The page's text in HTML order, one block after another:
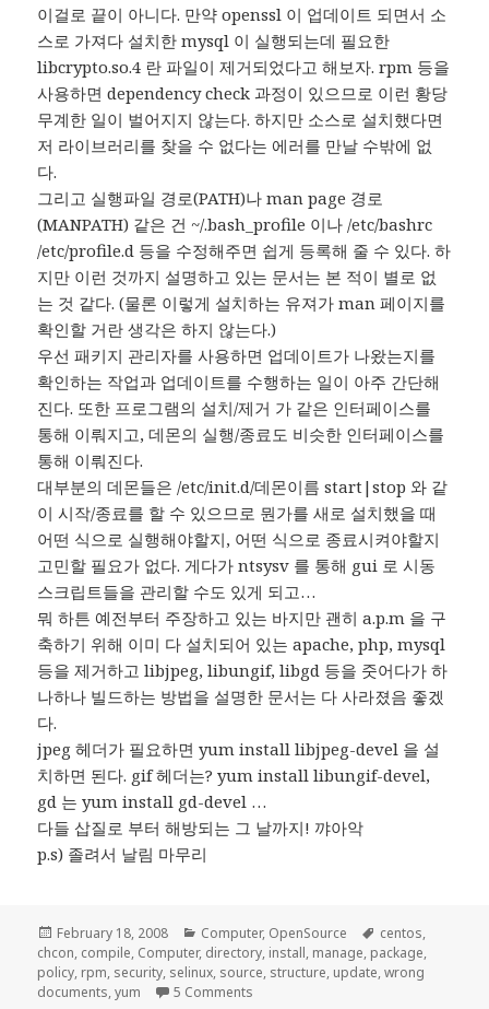
이걸로 끝이 아니다. 만약 openssl 이 업데이트 되면서 소
스로 가져다 설치한 mysql 이 실행되는데 필요한
libcrypto.so.4 란 파일이 제거되었다고 해보자. rpm 등을
사용하면 dependency check 과정이 있으므로 이런 황당
무계한 일이 벌어지지 않는다. 하지만 소스로 설치했다면
저 라이브러리를 찾을 수 없다는 에러를 만날 수밖에 없
다.
그리고 실행파일 경로(PATH)나 man page 경로
(MANPATH) 같은 건 ~/.bash_profile 이나 /etc/bashrc
/etc/profile.d 등을 수정해주면 쉽게 등록해 줄 수 있다. 하
지만 이런 것까지 설명하고 있는 문서는 본 적이 별로 없
는 것 같다. (물론 이렇게 설치하는 유져가 man 페이지를
확인할 거란 생각은 하지 않는다.)
우선 패키지 관리자를 사용하면 업데이트가 나왔는지를
확인하는 작업과 업데이트를 수행하는 일이 아주 간단해
진다. 또한 프로그램의 설치/제거 가 같은 인터페이스를
통해 이뤄지고, 데몬의 실행/종료도 비슷한 인터페이스를
통해 이뤄진다.
대부분의 데몬들은 /etc/init.d/데몬이름 start|stop 와 같
이 시작/종료를 할 수 있으므로 뭔가를 새로 설치했을 때
어떤 식으로 실행해야할지, 어떤 식으로 종료시켜야할지
고민할 필요가 없다. 게다가 ntsysv 를 통해 gui 로 시동
스크립트들을 관리할 수도 있게 되고…
뭐 하튼 예전부터 주장하고 있는 바지만 괜히 a.p.m 을 구
축하기 위해 이미 다 설치되어 있는 apache, php, mysql
등을 제거하고 libjpeg, libungif, libgd 등을 줏어다가 하
나하나 빌드하는 방법을 설명한 문서는 다 사라졌음 좋겠
다.
jpeg 헤더가 필요하면 yum install libjpeg-devel 을 설
치하면 된다. gif 헤더는? yum install libungif-devel,
gd 는 yum install gd-devel …
다들 삽질로 부터 해방되는 그 날까지! 꺄아악
p.s) 졸려서 날림 마무리
Posted
on
February 18, 2008 Categories
Computer, OpenSource Tags
centos,
chcon, compile, Computer, directory, install, manage, package,
policy, rpm, security, selinux, source, structure, update,wrong
documents,yum 5 Comments